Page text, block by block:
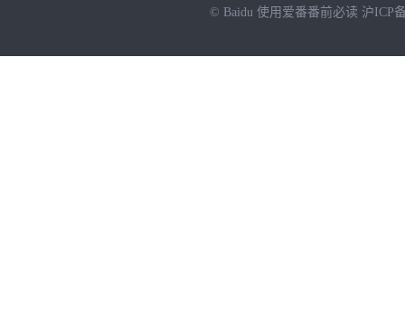
© Baidu 使用爱番番前必读 沪ICP